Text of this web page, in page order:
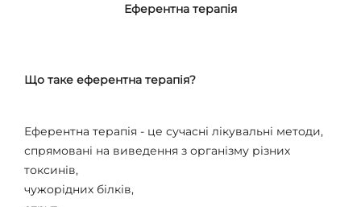
Еферентна терапія
Що таке еферентна терапія?
Еферентна терапія - це сучасні лікувальні методи,
спрямовані на виведення з організму різних
токсинів,
чужорідних білків,